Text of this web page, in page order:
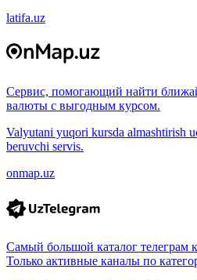
latifa.uz
Сервис, помогающий найти
валюты с выгодным курсом.
Valyutani yuqori kursda almashtirish
beruvchi servis.
onmap.uz
Самый большой каталог телеграм
Только активные каналы по